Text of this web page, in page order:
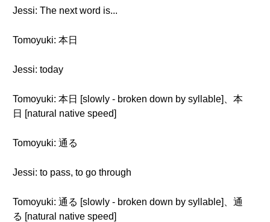
Jessi: The next word is...
Tomoyuki: 本日
Jessi: today
Tomoyuki: 本日 [slowly - broken down by syllable]、本
日 [natural native speed]
Tomoyuki: 通る
Jessi: to pass, to go through
Tomoyuki: 通る [slowly - broken down by syllable]、通
る [natural native speed]